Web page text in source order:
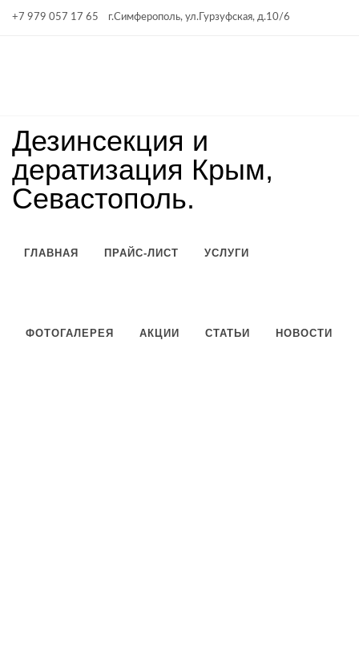
+7 979 057 17 65 г.Симферополь, ул.Гурзуфская, д.10/6
Дезинсекция и
дератизация Крым,
Севастополь.
ГЛАВНАЯ ПРАЙС-ЛИСТ УСЛУГИ
ФОТОГАЛЕРЕЯ АКЦИИ СТАТЬИ НОВОСТИ